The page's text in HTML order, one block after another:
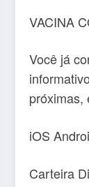
VACINA
Você já
próximas,
iOS
Carteira